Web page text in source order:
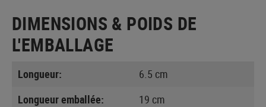
DIMENSIONS & POIDS DE
L'EMBALLAGE
Longueur:
6.5 cm
Longueur emballée:
19 cm